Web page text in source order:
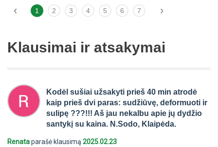
‹ 1 2 3 4 5 6 7 ›
Klausimai ir atsakymai
Kodėl sušiai užsakyti prieš 40 min atrodė
kaip prieš dvi paras: sudžiūvę, deformuoti ir
sulipę ???!!! Aš jau nekalbu apie jų dydžio
santykį su kaina. N.Sodo, Klaipėda.
Renataparašė klausimą 2025.02.23